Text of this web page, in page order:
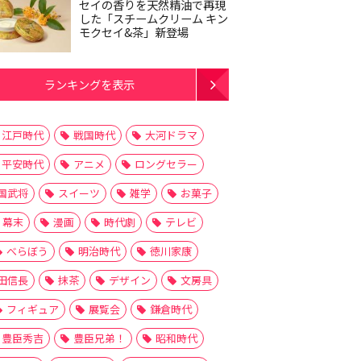
セイの香りを天然精油で再現
した「スチームクリーム キン
モクセイ&茶」新登場
ランキングを表示
江戸時代 戦国時代
大河ドラマ
平安時代
アニメ
ロングセラー
武将
スイーツ 雑学
お菓子
幕末
漫画 時代劇
テレビ
べらぼう
明治時代
徳川家康
信長
抹茶 デザイン
文房具
フィギュア
展覧会
鎌倉時代
豊臣秀吉
豊臣兄弟！
昭和時代